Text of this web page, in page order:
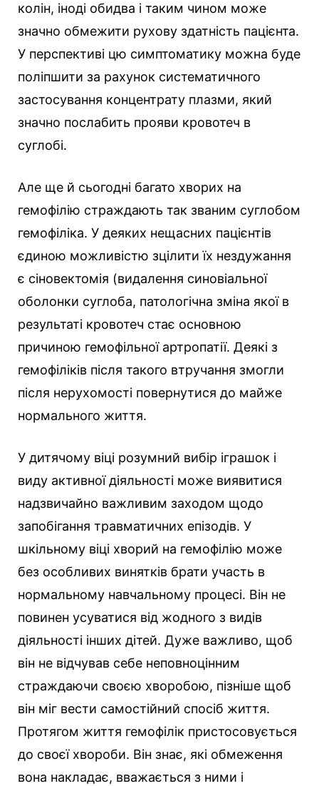
колін, іноді обидва і таким чином може
значно обмежити рухову здатність пацієнта.
У перспективі цю симптоматику можна буде
поліпшити за рахунок систематичного
застосування концентрату плазми, який
значно послабить прояви кровотеч в
суглобі.
Але ще й сьогодні багато хворих на
гемофілію страждають так званим суглобом
гемофіліка. У деяких нещасних пацієнтів
єдиною можливістю зцілити їх нездужання
є сіновектомія (видалення синовіальної
оболонки суглоба, патологічна зміна якої в
результаті кровотеч стає основною
причиною гемофільної артропатії. Деякі з
гемофіліків після такого втручання змогли
після нерухомості повернутися до майже
нормального життя.
У дитячому віці розумний вибір іграшок і
виду активної діяльності може виявитися
надзвичайно важливим заходом щодо
запобігання травматичних епізодів. У
шкільному віці хворий на гемофілію може
без особливих винятків брати участь в
нормальному навчальному процесі. Він не
повинен усуватися від жодного з видів
діяльності інших дітей. Дуже важливо, щоб
він не відчував себе неповноцінним
страждаючи своєю хворобою, пізніше щоб
він міг вести самостійний спосіб життя.
Протягом життя гемофілік пристосовується
до своєї хвороби. Він знає, які обмеження
вона накладає, вважається з ними і